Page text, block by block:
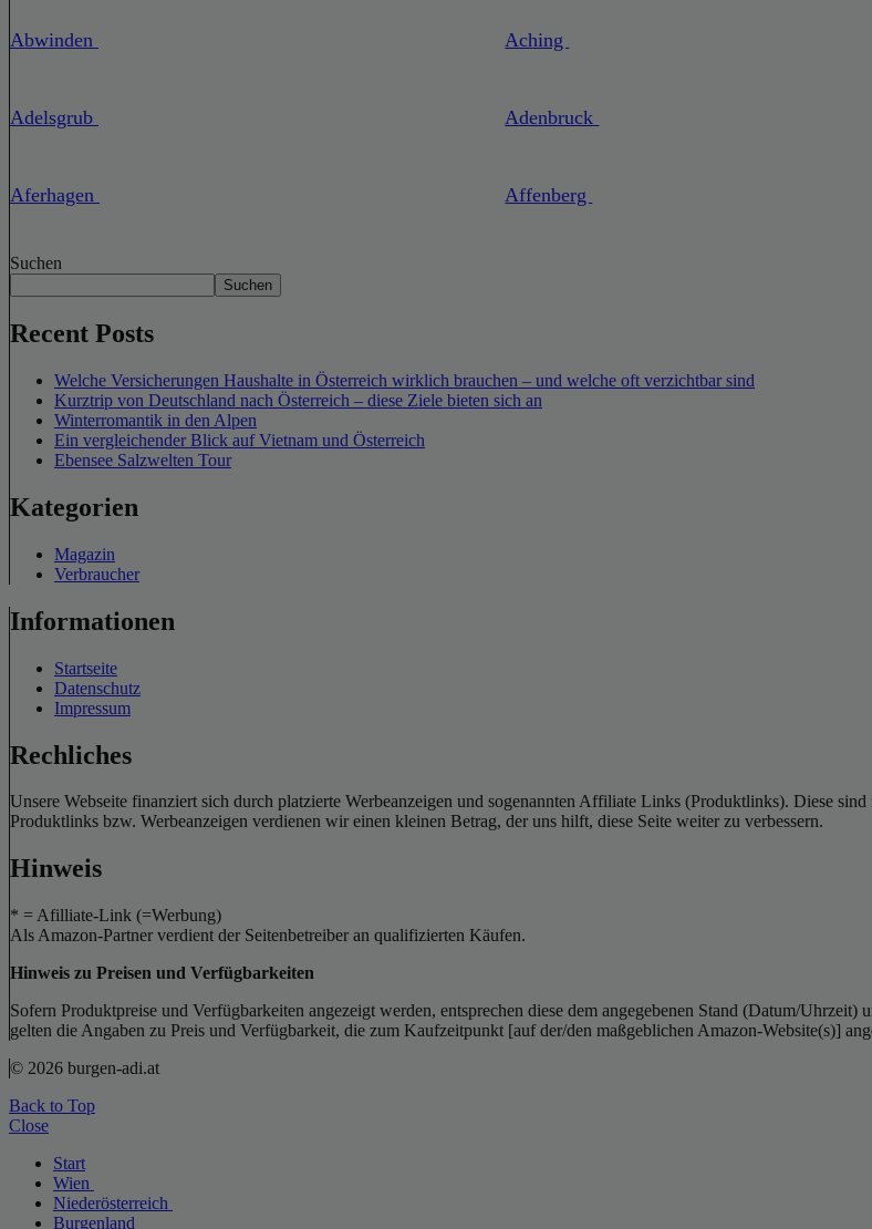
Abwinden Aching
Adelsgrub Adenbruck
Aferhagen Affenberg
Suchen
Suchen
Recent Posts
Welche Versicherungen Haushalte in Österreich wirklich brauchen – und welche oft verzichtbar sind
Kurztrip von Deutschland nach Österreich – diese Ziele bieten sich an
Winterromantik in den Alpen
Ein vergleichender Blick auf Vietnam und Österreich
Ebensee Salzwelten Tour
Kategorien
Magazin
Verbraucher
Informationen
Startseite
Datenschutz
Impressum
Rechliches
Unsere Webseite finanziert sich durch platzierte Werbeanzeigen und sogenannten Affiliate Links (Produktlinks). Diese
Produktlinks bzw. Werbeanzeigen verdienen wir einen kleinen Betrag, der uns hilft, diese Seite weiter zu verbessern.
Hinweis
* = Afilliate-Link (=Werbung)
Als Amazon-Partner verdient der Seitenbetreiber an qualifizierten Käufen.
Hinweis zu Preisen und Verfügbarkeiten
Sofern Produktpreise und Verfügbarkeiten angezeigt werden, entsprechen diese dem angegebenen Stand (Datum/
gelten die Angaben zu Preis und Verfügbarkeit, die zum Kaufzeitpunkt [auf der/den maßgeblichen Amazon-Website(s)]
© 2026 burgen-adi.at
Back to Top
Close
Start
Wien
Niederösterreich
Burgenland